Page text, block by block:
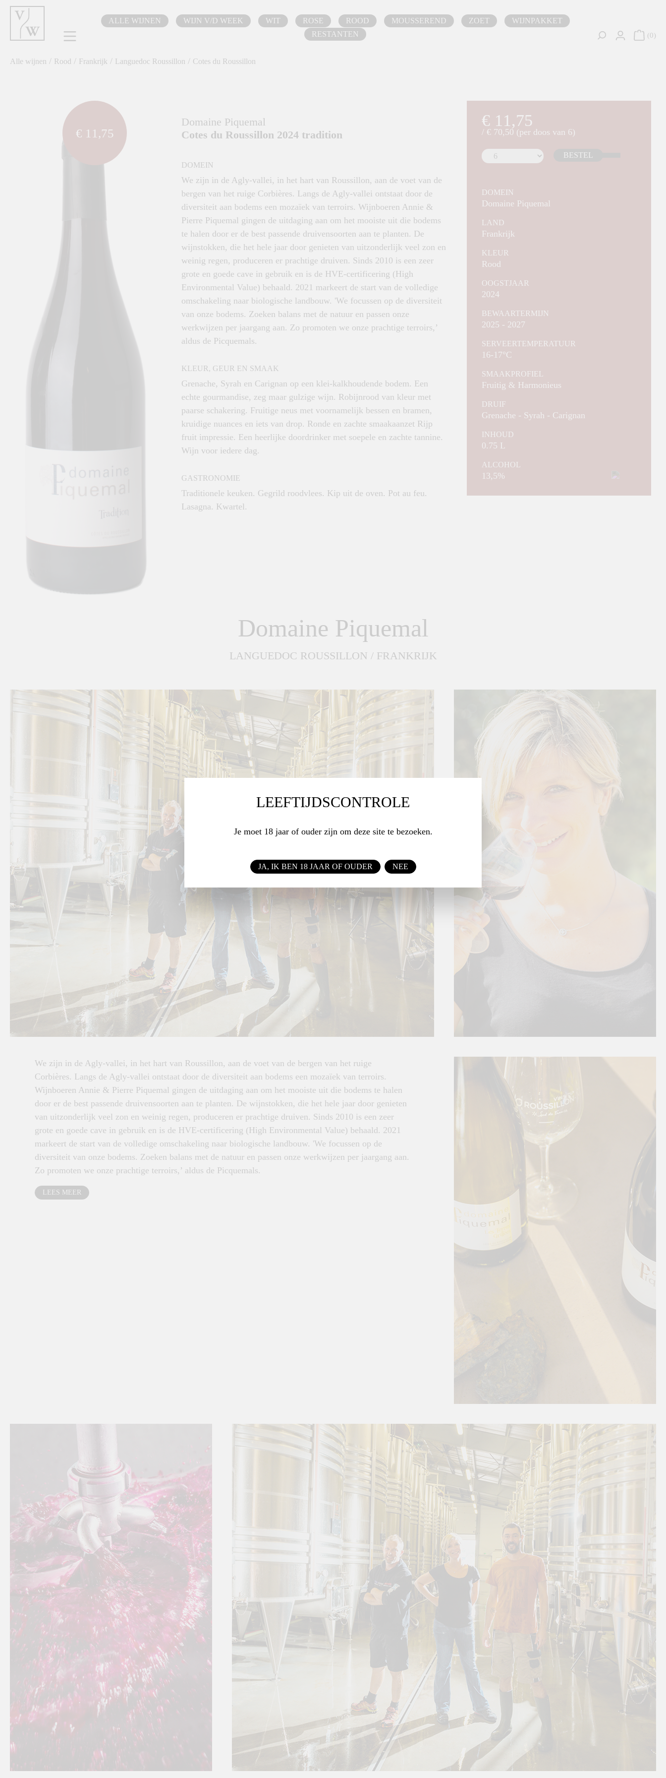
Ga naar de hoofdnavigatie
ALLE WIJNEN WIJN V/D WEEK WIT ROSE ROOD MOUSSEREND ZOET
WIJNPAKKET
RESTANTEN
0
Alle wijnen / Rood / Frankrijk / Languedoc Roussillon / Cotes du Roussillon
€ 11,75
component.cms.imageGallery.skipImageGallery
Domaine Piquemal
Cotes du Roussillon 2024 tradition
DOMEIN
We zijn in de Agly-vallei, in het hart van Roussillon, aan de voet van de
bergen van het ruige Corbières. Langs de Agly-vallei ontstaat door de
diversiteit aan bodems een mozaïek van terroirs. Wijnboeren Annie &
Pierre Piquemal gingen de uitdaging aan om het mooiste uit die bodems
te halen door er de best passende druivensoorten aan te planten. De
wijnstokken, die het hele jaar door genieten van uitzonderlijk veel zon en
weinig regen, produceren er prachtige druiven. Sinds 2010 is een zeer
grote en goede cave in gebruik en is de HVE-certificering (High
Environmental Value) behaald. 2021 markeert de start van de volledige
omschakeling naar biologische landbouw. 'We focussen op de diversiteit
van onze bodems. Zoeken balans met de natuur en passen onze
werkwijzen per jaargang aan. Zo promoten we onze prachtige terroirs,’
aldus de Picquemals.
KLEUR, GEUR EN SMAAK
Grenache, Syrah en Carignan op een klei-kalkhoudende bodem. Een
echte gourmandise, zeg maar gulzige wijn. Robijnrood van kleur met
paarse schakering. Fruitige neus met voornamelijk bessen en bramen,
kruidige nuances en iets van drop. Ronde en zachte smaakaanzet Rijp
fruit impressie. Een heerlijke doordrinker met soepele en zachte tannine.
Wijn voor iedere dag.
GASTRONOMIE
Traditionele keuken. Gegrild roodvlees. Kip uit de oven. Pot au feu.
Lasagna. Kwartel.
€ 11,75
/ € 70,50 (per doos van 6)
BESTEL
DOMEIN
Domaine Piquemal
LAND
Frankrijk
KLEUR
Rood
OOGSTJAAR
2024
BEWAARTERMIJN
2025 - 2027
SERVEERTEMPERATUUR
16-17°C
SMAAKPROFIEL
Fruitig & Harmonieus
DRUIF
Grenache - Syrah - Carignan
INHOUD
0.75 L
ALCOHOL
13,5%
Domaine Piquemal
LANGUEDOC ROUSSILLON / FRANKRIJK
We zijn in de Agly-vallei, in het hart van Roussillon, aan de voet van de bergen van het ruige
Corbières. Langs de Agly-vallei ontstaat door de diversiteit aan bodems een mozaïek van terroirs.
Wijnboeren Annie & Pierre Piquemal gingen de uitdaging aan om het mooiste uit die bodems te halen
door er de best passende druivensoorten aan te planten. De wijnstokken, die het hele jaar door genieten
van uitzonderlijk veel zon en weinig regen, produceren er prachtige druiven. Sinds 2010 is een zeer
grote en goede cave in gebruik en is de HVE-certificering (High Environmental Value) behaald. 2021
markeert de start van de volledige omschakeling naar biologische landbouw. 'We focussen op de
diversiteit van onze bodems. Zoeken balans met de natuur en passen onze werkwijzen per jaargang aan.
Zo promoten we onze prachtige terroirs,’ aldus de Picquemals.
LEES MEER
LEEFTIJDSCONTROLE
Je moet 18 jaar of ouder zijn om deze site te bezoeken.
JA, IK BEN 18 JAAR OF OUDER NEE